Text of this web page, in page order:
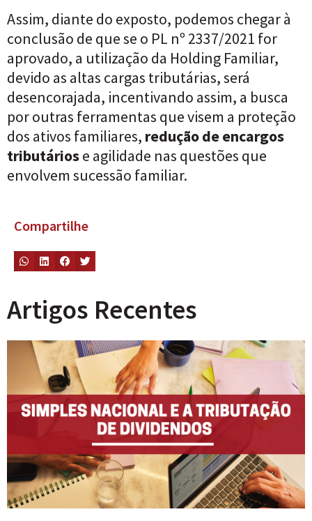
Assim, diante do exposto, podemos chegar à
conclusão de que se o PL nº 2337/2021 for
aprovado, a utilização da Holding Familiar,
devido as altas cargas tributárias, será
desencorajada, incentivando assim, a busca
por outras ferramentas que visem a proteção
dos ativos familiares, redução de encargos
tributáriose agilidade nas questões que
envolvem sucessão familiar.
Compartilhe
Artigos Recentes